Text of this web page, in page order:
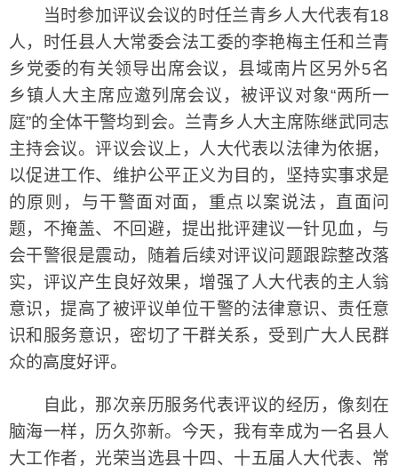
当时参加评议会议的时任兰青乡人大代表有18
人，时任县人大常委会法工委的李艳梅主任和兰青
乡党委的有关领导出席会议，县域南片区另外5名
乡镇人大主席应邀列席会议，被评议对象“两所一
庭”的全体干警均到会。兰青乡人大主席陈继武同志
主持会议。评议会议上，人大代表以法律为依据，
以促进工作、维护公平正义为目的，坚持实事求是
的原则，与干警面对面，重点以案说法，直面问
题，不掩盖、不回避，提出批评建议一针见血，与
会干警很是震动，随着后续对评议问题跟踪整改落
实，评议产生良好效果，增强了人大代表的主人翁
意识，提高了被评议单位干警的法律意识、责任意
识和服务意识，密切了干群关系，受到广大人民群
众的高度好评。
自此，那次亲历服务代表评议的经历，像刻在
脑海一样，历久弥新。今天，我有幸成为一名县人
大工作者，光荣当选县十四、十五届人大代表、常